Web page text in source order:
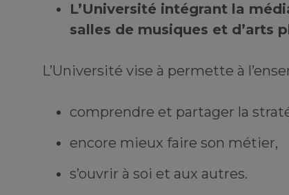
L’Université intégrant la
salles de musiques et d’arts
L’Université vise à permette à
comprendre et partager la
encore mieux faire son métier,
s’ouvrir à soi et aux autres.